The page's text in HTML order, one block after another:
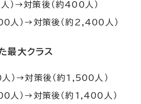
）→対策後（約400人）
人）→対策後（約2,400人）
最大クラス
）→対策後（約1,500人）
人）→対策後（約1,400人）